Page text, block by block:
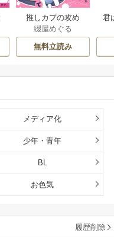
推しカプの攻め
が、かわいすぎて
困る
綴屋めぐる
無料立読み
君
メディア化
少年・青年
BL
お色気
履歴削除